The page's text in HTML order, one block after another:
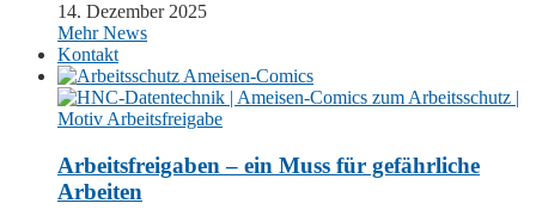
14. Dezember 2025
Mehr News
Kontakt
Arbeitsfreigaben – ein Muss für gefährliche
Arbeiten